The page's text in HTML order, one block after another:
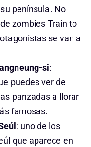
península. No
zombies Train to
se van a
si:
puedes ver de
panzadas a llorar
famosas.
: uno de los
que aparece en